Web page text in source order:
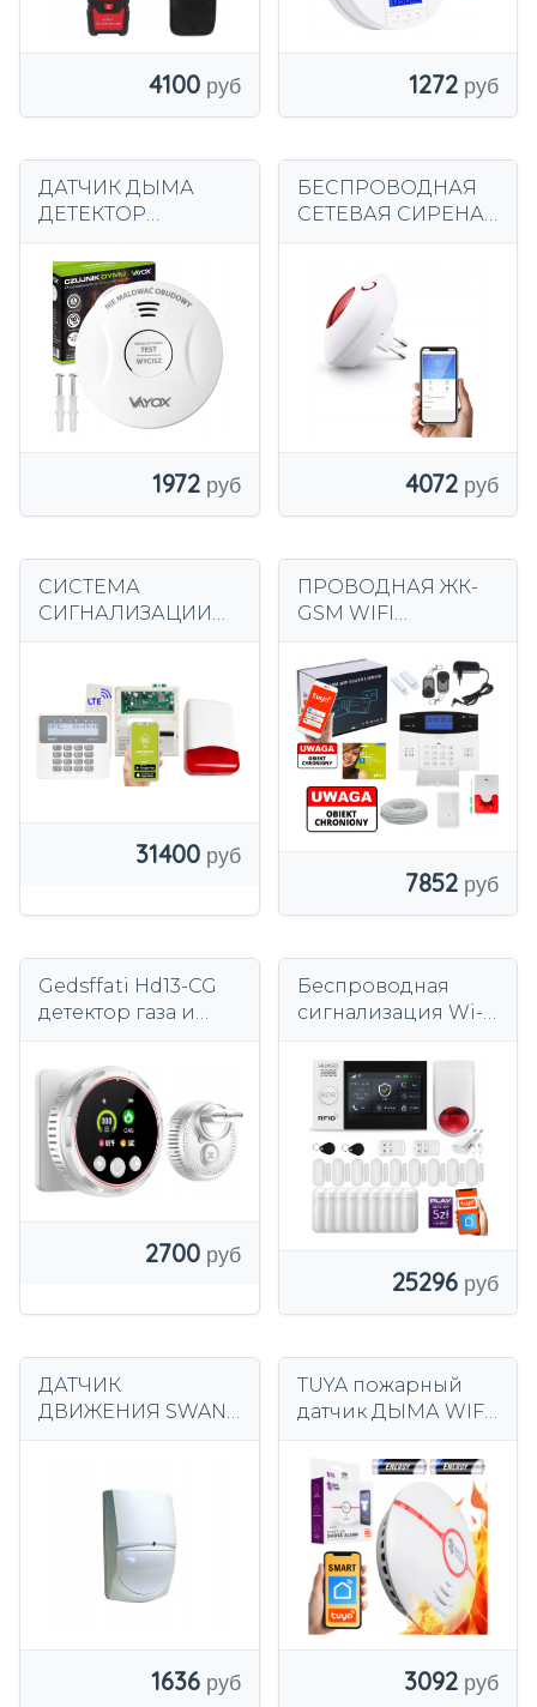
4100 1272
ДАТЧИК ДЫМА
ДЕТЕКТОР
СРОК СЛУЖБЫ 10
ЛЕТ
СИГНАЛИЗАЦИЯ 85
дБ VAYOX
1972
БЕСПРОВОДНАЯ
СЕТЕВАЯ СИРЕНА
НА ПОЛЬСКОМ
ЯЗЫКЕ WiFi
4072
СИСТЕМА
СИГНАЛИЗАЦИИ
СИГНАЛИЗАЦИИ
PRF-LCD
ПРИМЕНЕНИЕ
31400
ПРОВОДНАЯ ЖК-
GSM WIFI
TUYA СТАРШИЙ
ОХРАННИК 1 1PIR
7852
Gedsffati Hd13-CG
детектор газа и
СНГ метан пропан
сигнализация
2700
Беспроводная
сигнализация Wi-
комплект
сигнализации
TUYA HUXGO
HXA007 R9D9WS
25296
ДАТЧИК
ДВИЖЕНИЯ SWAN
1636
TUYA пожарный
датчик ДЫМА WIFI
СИГНАЛИЗАЦИЯ
Spacetronik
Батарейки
3092